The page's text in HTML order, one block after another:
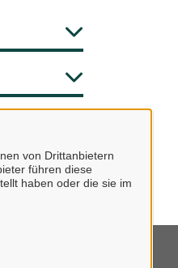
von Drittanbietern
führen diese
haben oder die sie im